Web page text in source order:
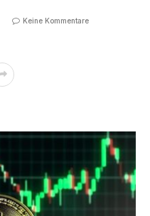
Keine Kommentare